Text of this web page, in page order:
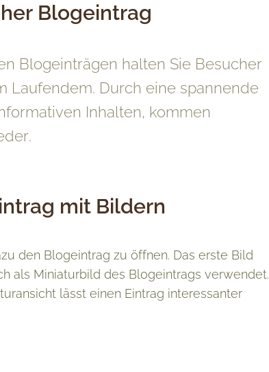
Blogeintrag
Blogeinträgen halten Sie Besucher
Laufendem. Durch eine spannende
Inhalten, kommen
mit Bildern
den Blogeintrag zu öffnen. Das erste Bild
als Miniaturbild des Blogeintrags verwendet.
lässt einen Eintrag interessanter